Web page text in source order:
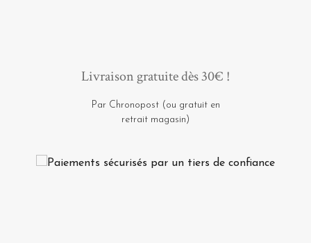
Livraison gratuite dès 30€ !
Par Chronopost (ou gratuit en
retrait magasin)